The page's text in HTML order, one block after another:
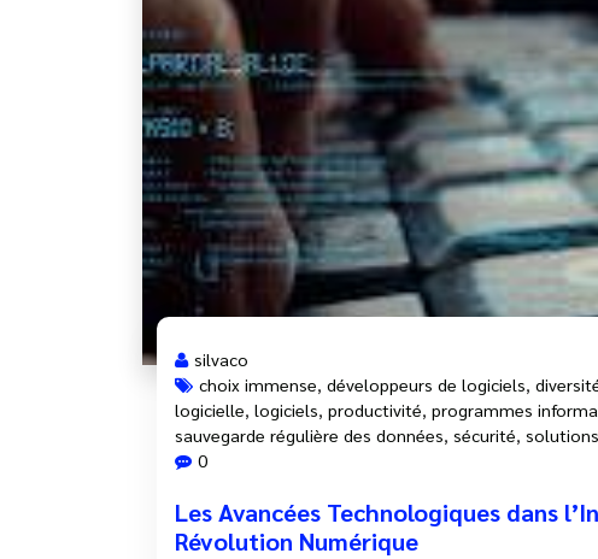
silvaco
choix immense, développeurs de logiciels,
logicielle, logiciels, productivité, programmes
sauvegarde régulière des données, sécurité,
0
Les Avancées Technologiques dans
Révolution Numérique